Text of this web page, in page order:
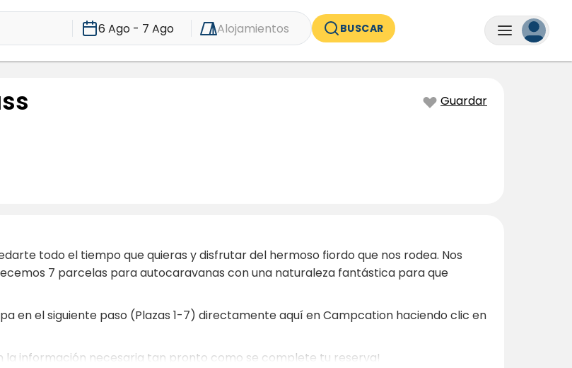
6 Ago - 7 Ago Alojamientos BUSCAR
Guardar
todo el tiempo que quieras y disfrutar del hermoso fiordo que nos rodea. Nos
7 parcelas para autocaravanas con una naturaleza fantástica para que
en el siguiente paso (Plazas 1-7) directamente aquí en Campcation haciendo clic en
la información necesaria tan pronto como se complete tu reserva!